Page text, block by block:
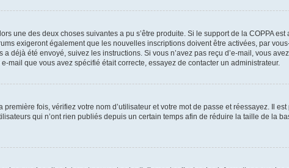
une des deux choses suivantes a pu s’être produite. Si le support de la COPPA
exigeront également que les nouvelles inscriptions doivent être activées, par
déjà été envoyé, suivez les instructions. Si vous n’avez pas reçu d’e-mail, vous
mail que vous avez spécifié était correcte, essayez de contacter un administrateur.
fois, vérifiez votre nom d’utilisateur et votre mot de passe et réessayez. Il
qui n’ont rien publiés depuis un certain temps afin de réduire la taille de la